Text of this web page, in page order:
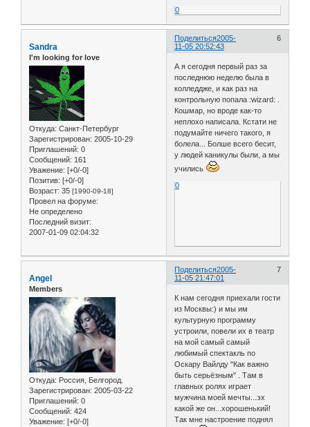
0
Поделиться 6
2005-
11-05 20:52:43
Sandra
I'm looking for love
Откуда: Санкт-Петербург
Зарегистрирован: 2005-10-29
Приглашений: 0
Сообщений: 161
Уважение: [+0/-0]
Позитив: [+0/-0]
Возраст: 35 [1990-09-18]
Провел на форуме:
Не определено
Последний визит:
2007-01-09 02:04:32
А я сегодня первый раз за
последнюю неделю была в
колледдже, и как раз на
контрольную попала :wizard: .
Кошмар, но вроде как-то
неплохо написала. Кстати не
подумайте ничего такого, я
болела... Болше всего бесит,
у людей каникулы были, а мы
учились
0
Поделиться 7
2005-
11-05 21:47:01
Angel
Members
Откуда: Россия, Белгород.
Зарегистрирован: 2005-03-22
Приглашений: 0
Сообщений: 424
Уважение: [+0/-0]
К нам сегодня приехали гости
из Москвы:) и мы им
культурную программу
устроили, повели их в театр
на мой самый самый
любимый спектакль по
Оскару Вайлду "Как важно
быть серьёзным" . Там в
главных ролях играет
мужчина моей мечты...эх
какой же он...хорошенький!
Так мне настроение поднял